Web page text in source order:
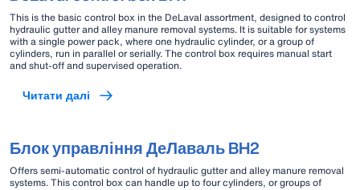
This is the basic control box in the DeLaval assortment, designed to control
hydraulic gutter and alley manure removal systems. It is suitable for systems
with a single power pack, where one hydraulic cylinder, or a group of
cylinders, run in parallel or serially. The control box requires manual start
and shut-off and supervised operation.
Читати далі
Блок управління ДеЛаваль BH2
Offers semi-automatic control of hydraulic gutter and alley manure removal
systems. This control box can handle up to four cylinders, or groups of